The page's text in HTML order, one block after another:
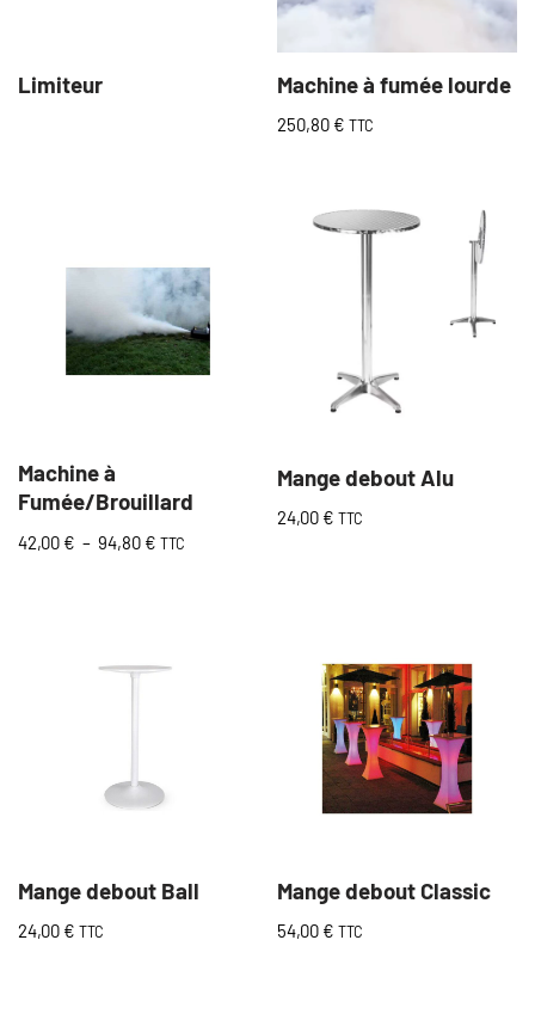
Limiteur Machine à fumée lourde
250,80 € TTC
Machine à
Fumée/Brouillard
42,00 € – 94,80 € TTC
Mange debout Alu
24,00 € TTC
Mange debout Ball
24,00 € TTC
Mange debout Classic
54,00 € TTC